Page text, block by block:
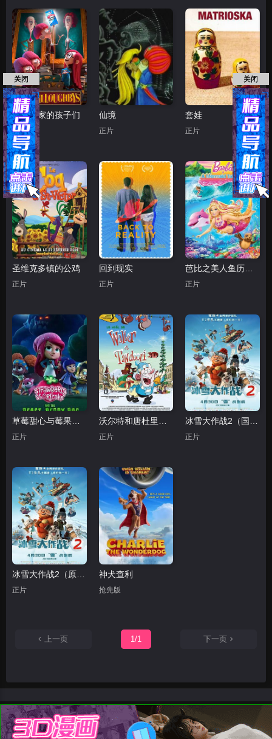
威洛比家的孩子们
正片
仙境
正片
套娃
正片
圣维克多镇的公鸡
正片
回到现实
正片 正片
正片 正片 正片
正片
神犬查利
抢先版
上一页 1/1 下一页
关闭 关闭